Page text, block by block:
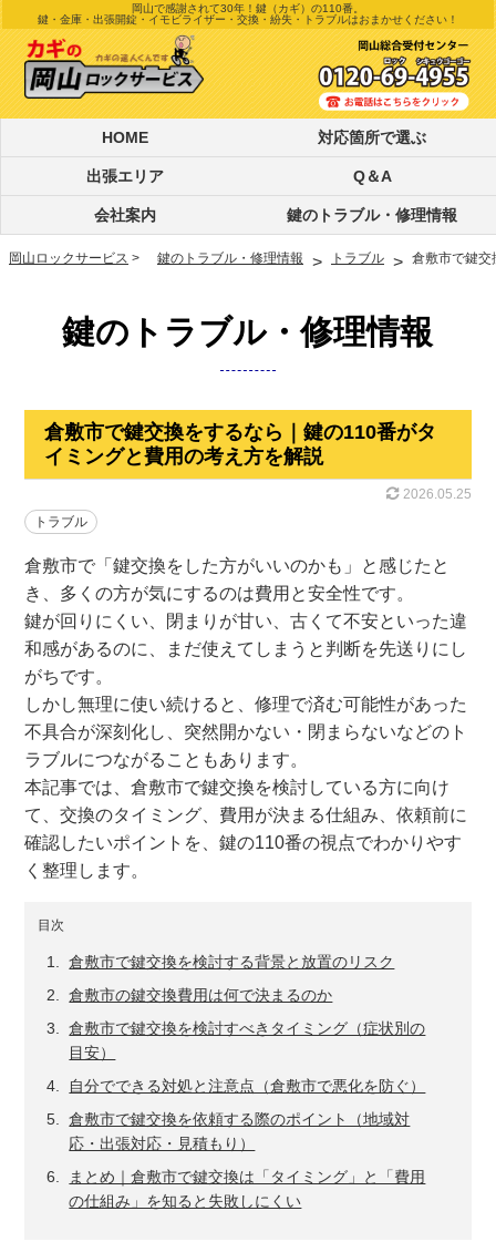
岡山で感謝されて30年！ 鍵（カギ）の110番。
鍵・金庫・出張開錠・イモビライザー・交換・紛失・トラブルはおまかせください！
HOME 対応箇所で選ぶ
出張エリア Q＆A
会社案内 鍵のトラブル・ 修理情報
岡山ロックサービス > 鍵のトラブル・修理情報 > トラブル > 倉敷市で鍵交
鍵のトラブル・修理情報
倉敷市で鍵交換をするなら｜鍵の110番がタ
イミングと費用の考え方を解説
2026.05.25
トラブル
倉敷市で「鍵交換をした方がいいのかも」と感じたと
き、多くの方が気にするのは費用と安全性です。
鍵が回りにくい、閉まりが甘い、古くて不安といった違
和感があるのに、まだ使えてしまうと判断を先送りにし
がちです。
しかし無理に使い続けると、修理で済む可能性があった
不具合が深刻化し、突然開かない・閉まらないなどのト
ラブルにつながることもあります。
本記事では、倉敷市で鍵交換を検討している方に向け
て、交換のタイミング、費用が決まる仕組み、依頼前に
確認したいポイントを、鍵の110番の視点でわかりやす
く整理します。
目次
倉敷市で鍵交換を検討する背景と放置のリスク
倉敷市の鍵交換費用は何で決まるのか
倉敷市で鍵交換を検討すべきタイミング（症状別の
目安）
自分でできる対処と注意点（倉敷市で悪化を防ぐ）
倉敷市で鍵交換を依頼する際のポイント（地域対
応・出張対応・見積もり）
まとめ｜倉敷市で鍵交換は「タイミング」と「費用
の仕組み」を知ると失敗しにくい